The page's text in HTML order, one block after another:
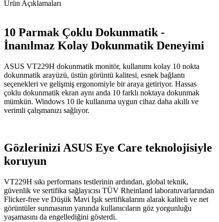
Ürün Açıklamaları
10 Parmak Çoklu Dokunmatik -
İnanılmaz Kolay Dokunmatik Deneyimi
ASUS VT229H dokunmatik monitör, kullanımı kolay 10 nokta
dokunmatik arayüzü, üstün görüntü kalitesi, esnek bağlantı
seçenekleri ve gelişmiş ergonomiyle bir araya getiriyor. Hassas
çoklu dokunmatik ekran aynı anda 10 farklı noktaya dokunmak
mümkün. Windows 10 ile kullanıma uygun cihaz daha akıllı ve
verimli çalışmanızı sağlıyor.
Gözlerinizi ASUS Eye Care teknolojisiyle
koruyun
VT229H sıkı performans testlerinin ardından, global teknik,
güvenlik ve sertifika sağlayıcısı TÜV Rheinland laboratuvarlarından
Flicker-free ve Düşük Mavi Işık sertifikalarını alarak kaliteli ve net
görüntüler sunmasının yanında kullanıcıların göz yorgunluğu
yaşamasını da engellediğini gösterdi.